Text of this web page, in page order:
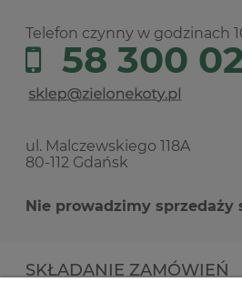
Telefon czynny w godzinach
58 300
ul. Malczewskiego 118A
80-112 Gdańsk
Nie prowadzimy sprzedaży
SKŁADANIE ZAMÓWIEŃ